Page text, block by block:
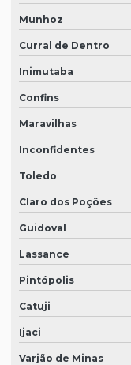
Munhoz
Curral de Dentro
Inimutaba
Confins
Maravilhas
Inconfidentes
Toledo
Claro dos Poções
Guidoval
Lassance
Pintópolis
Catuji
Ijaci
Varjão de Minas